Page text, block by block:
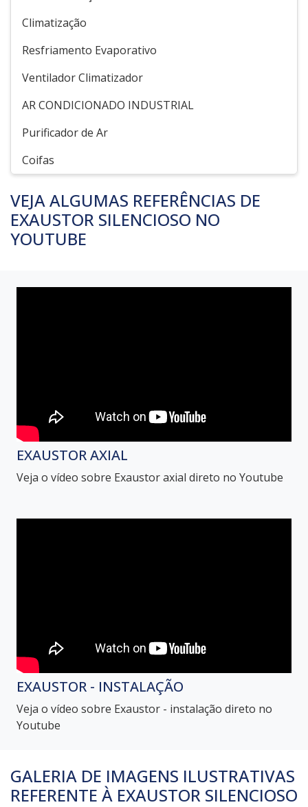
Climatização
Resfriamento Evaporativo
Ventilador Climatizador
AR CONDICIONADO INDUSTRIAL
Purificador de Ar
Coifas
VEJA ALGUMAS REFERÊNCIAS DE
EXAUSTOR SILENCIOSO NO
YOUTUBE
EXAUSTOR AXIAL
Veja o vídeo sobre Exaustor axial direto no Youtube
EXAUSTOR - INSTALAÇÃO
Veja o vídeo sobre Exaustor - instalação direto no
Youtube
GALERIA DE IMAGENS ILUSTRATIVAS
REFERENTE À EXAUSTOR SILENCIOSO